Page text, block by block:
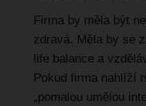
Firma by měla být
zdravá. Měla by se
life balance a
Pokud firma nahlíží
„pomalou umělou